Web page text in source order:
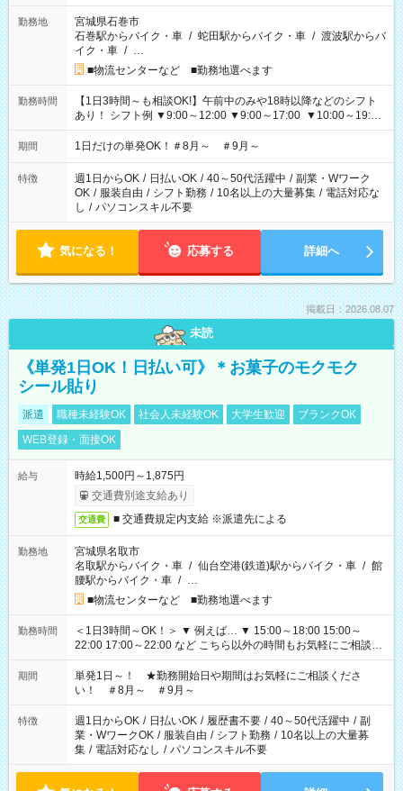
勤務地
宮城県石巻市
石巻駅からバイク・車 / 蛇田駅からバイク・車 / 渡波駅からバ
イク・車 / …
■物流センターなど ■勤務地選べます
勤務時間
【1日3時間～も相談OK!】午前中のみや18時以降などのシフト
あり！ シフト例 ▼9:00～12:00 ▼9:00～17:00 ▼10:00～19:00
▼18:00～21:00
期間 1日だけの単発OK！＃8月～ ＃9月～
特徴 週1日からOK / 日払いOK / 40～50代活躍中 / 副業・Wワーク
OK / 服装自由 / シフト勤務 / 10名以上の大量募集 / 電話対応な
し / パソコンスキル不要
気になる！ 応募する 詳細へ
掲載日：2026.08.07
未読
《単発1日OK！日払い可》＊お菓子のモクモク
シール貼り
派遣 職種未経験OK 社会人未経験OK 大学生歓迎
ブランクOK
WEB登録・面接OK
給与
時給1,500円～1,875円
交通費別途支給あり
交通費 ■ 交通費規定内支給 ※派遣先による
勤務地
宮城県名取市
名取駅からバイク・車 / 仙台空港(鉄道)駅からバイク・車 / 館
腰駅からバイク・車 / …
■物流センターなど ■勤務地選べます
勤務時間
＜1日3時間～OK！＞ ▼ 例えば… ▼ 15:00～18:00 15:00～
22:00 17:00～22:00 など こちら以外の時間もお気軽にご相談く
ださい！
期間
単発1日～！ ★勤務開始日や期間はお気軽にご相談くださ
い！ ＃8月～ ＃9月～
特徴 週1日からOK / 日払いOK / 履歴書不要 / 40～50代活躍中 / 副
業・WワークOK / 服装自由 / シフト勤務 / 10名以上の大量募
集 / 電話対応なし / パソコンスキル不要